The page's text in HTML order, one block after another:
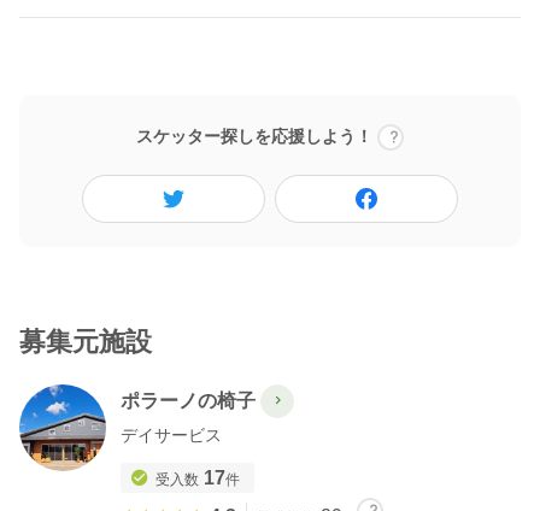
スケッター探しを応援しよう！
募集元施設
ポラーノの椅子
デイサービス
受入数 17件